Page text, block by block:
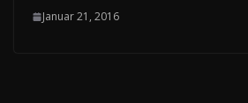
Januar 21, 2016